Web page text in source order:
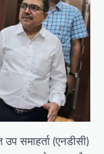
समाहर्ता (एनडीसी)